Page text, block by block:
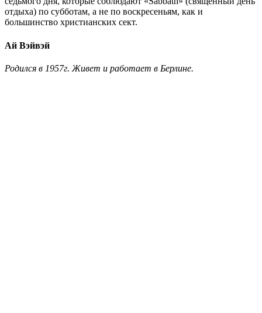
отдыха) по субботам, а не по воскресеньям, как и
большинство христианских сект.
Ай Вэйвэй
Родился в 1957г. Живет и работает в Берлине.